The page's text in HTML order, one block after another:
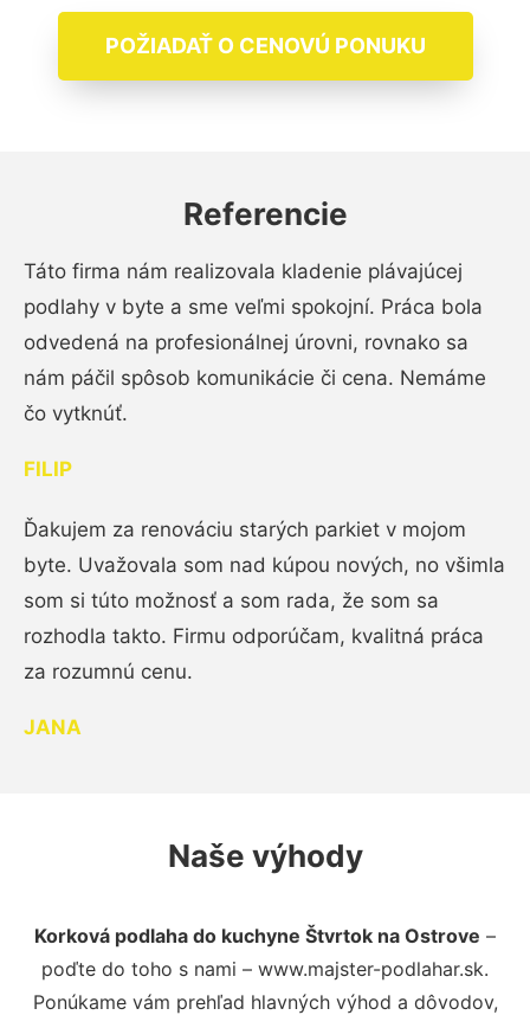
POŽIADAŤ O CENOVÚ PONUKU
Referencie
Táto firma nám realizovala kladenie plávajúcej
podlahy v byte a sme veľmi spokojní. Práca bola
odvedená na profesionálnej úrovni, rovnako sa
nám páčil spôsob komunikácie či cena. Nemáme
čo vytknúť.
FILIP
Ďakujem za renováciu starých parkiet v mojom
byte. Uvažovala som nad kúpou nových, no všimla
som si túto možnosť a som rada, že som sa
rozhodla takto. Firmu odporúčam, kvalitná práca
za rozumnú cenu.
JANA
Naše výhody
Korková podlaha do kuchyne Štvrtok na Ostrove –
poďte do toho s nami – www.majster-podlahar.sk.
Ponúkame vám prehľad hlavných výhod a dôvodov,